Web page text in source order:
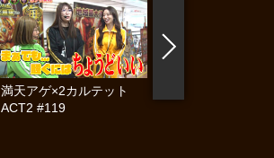
満天アゲ×2カルテット
ACT2 #119